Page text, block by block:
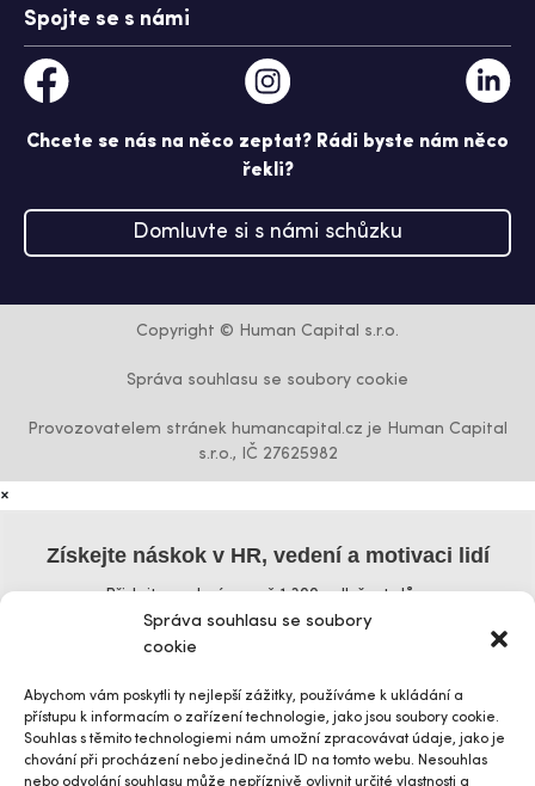
Správa souhlasu se soubory
cookie
Abychom vám poskytli ty nejlepší zážitky, používáme k ukládání a
přístupu k informacím o zařízení technologie, jako jsou soubory cookie.
Souhlas s těmito technologiemi nám umožní zpracovávat údaje, jako je
chování při procházení nebo jedinečná ID na tomto webu. Nesouhlas
nebo odvolání souhlasu může nepříznivě ovlivnit určité vlastnosti a
Spojte se s námi
Chcete se nás na něco zeptat? Rádi byste nám něco
řekli?
Domluvte si s námi schůzku
Copyright © Human Capital s.r.o.
Správa souhlasu se soubory cookie
Provozovatelem stránek humancapital.cz je Human Capital
s.r.o., IČ 27625982
×
Získejte náskok v HR, vedení a motivaci lidí
Přidejte se k více než 1 300 odběratelům
Příjmení